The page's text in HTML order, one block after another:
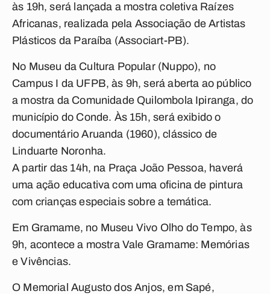
às 19h, será lançada a mostra coletiva Raízes
Africanas, realizada pela Associação de Artistas
Plásticos da Paraíba (Associart-PB).
No Museu da Cultura Popular (Nuppo), no
Campus I da UFPB, às 9h, será aberta ao público
a mostra da Comunidade Quilombola Ipiranga, do
município do Conde. Às 15h, será exibido o
documentário Aruanda (1960), clássico de
Linduarte Noronha.
A partir das 14h, na Praça João Pessoa, haverá
uma ação educativa com uma oficina de pintura
com crianças especiais sobre a temática.
Em Gramame, no Museu Vivo Olho do Tempo, às
9h, acontece a mostra Vale Gramame: Memórias
e Vivências.
O Memorial Augusto dos Anjos, em Sapé,